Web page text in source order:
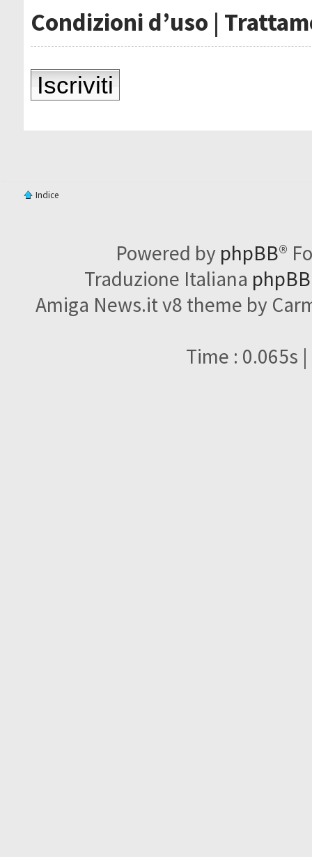
Condizioni d’uso |
Iscriviti
Indice
Powered by phpBB®
Traduzione Italiana
Amiga News.it v8 theme by
Time : 0.065s